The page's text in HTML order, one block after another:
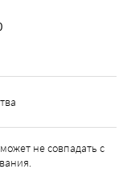
не совпадать с